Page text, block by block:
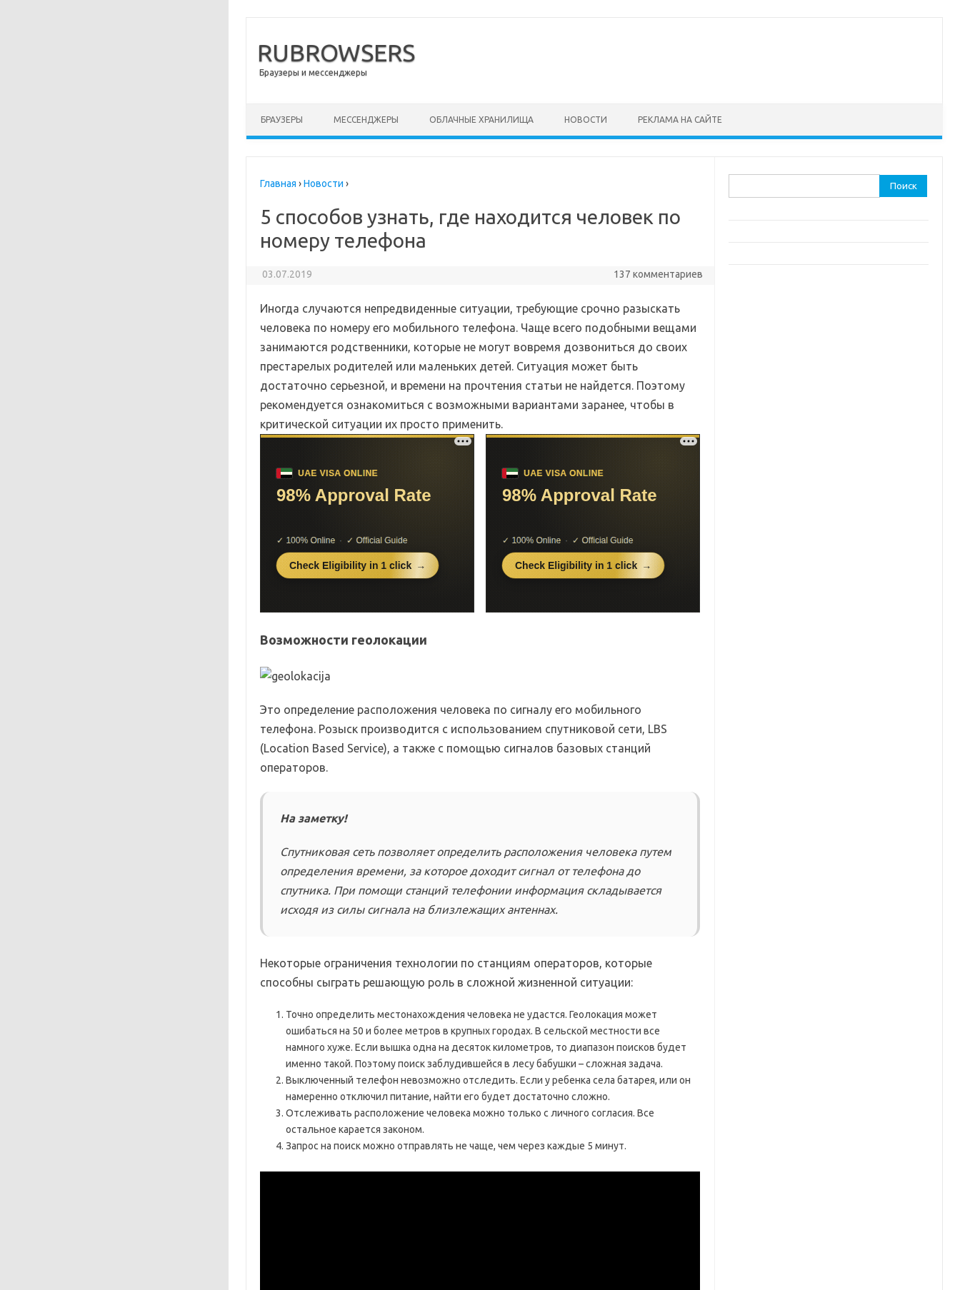
RUBROWSERS
Браузеры и мессенджеры
БРАУЗЕРЫ МЕССЕНДЖЕРЫ ОБЛАЧНЫЕ ХРАНИЛИЩА НОВОСТИ РЕКЛАМА НА САЙТЕ
Главная ›Новости ›
5 способов узнать, где находится человек по
номеру телефона
03.07.2019 137 комментариев
Иногда случаются непредвиденные ситуации, требующие срочно разыскать
человека по номеру его мобильного телефона. Чаще всего подобными вещами
занимаются родственники, которые не могут вовремя дозвониться до своих
престарелых родителей или маленьких детей. Ситуация может быть
достаточно серьезной, и времени на прочтения статьи не найдется. Поэтому
рекомендуется ознакомиться с возможными вариантами заранее, чтобы в
критической ситуации их просто применить.
Возможности геолокации
Это определение расположения человека по сигналу его мобильного
телефона. Розыск производится с использованием спутниковой сети, LBS
(Location Based Service), а также с помощью сигналов базовых станций
операторов.
На заметку!
Спутниковая сеть позволяет определить расположения человека путем
определения времени, за которое доходит сигнал от телефона до
спутника. При помощи станций телефонии информация складывается
исходя из силы сигнала на близлежащих антеннах.
Некоторые ограничения технологии по станциям операторов, которые
способны сыграть решающую роль в сложной жизненной ситуации:
Точно определить местонахождения человека не удастся. Геолокация может
ошибаться на 50 и более метров в крупных городах. В сельской местности все
намного хуже. Если вышка одна на десяток километров, то диапазон поисков будет
именно такой. Поэтому поиск заблудившейся в лесу бабушки – сложная задача.
Выключенный телефон невозможно отследить. Если у ребенка села батарея, или он
намеренно отключил питание, найти его будет достаточно сложно.
Отслеживать расположение человека можно только с личного согласия. Все
остальное карается законом.
Запрос на поиск можно отправлять не чаще, чем через каждые 5 минут.